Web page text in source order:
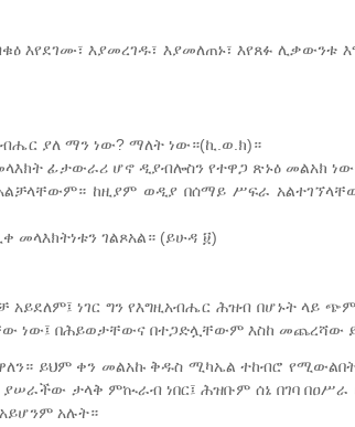
እየደገሙ፣ እያመረገዱ፣ እያመለጠኑ፣ እየጸፉ ሊቃውንቱ
ያለ ማን ነው? ማለት ነው።(ኪ.ወ.ክ)።
ፊታውራሪ ሆኖ ዲያብሎስን የተዋጋ ጽኑዕ መልአክ
ከዚያም ወዲያ በሰማይ ሥፍራ
ገልጾአል። (ይሁዳ ፱)
ነገር ግን የእግዚአብሔር ሕዝብ በሆኑት ላይ
ነው፤ በሕይወታቸውና በተጋድሏቸውም እስከ መጨረሻው
ይህም ቀን መልአኩ ቅዱስ ሚካኤል ተከብሮ
ታላቅ ምኲራብ ነበር፤ ሕዝቡም ሰኔ በገባ በዐሥራ
አሉት።